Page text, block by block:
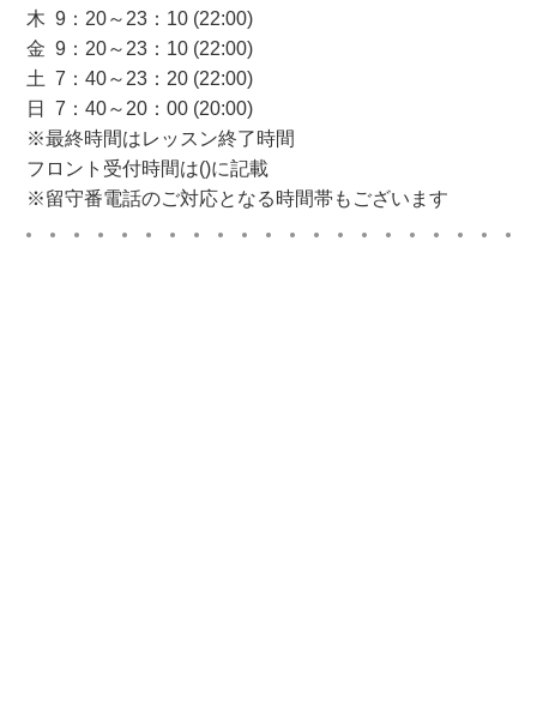
木 9：20～23：10 (22:00)
金 9：20～23：10 (22:00)
土 7：40～23：20 (22:00)
日 7：40～20：00 (20:00)
※最終時間はレッスン終了時間
フロント受付時間は()に記載
※留守番電話のご対応となる時間帯もございます